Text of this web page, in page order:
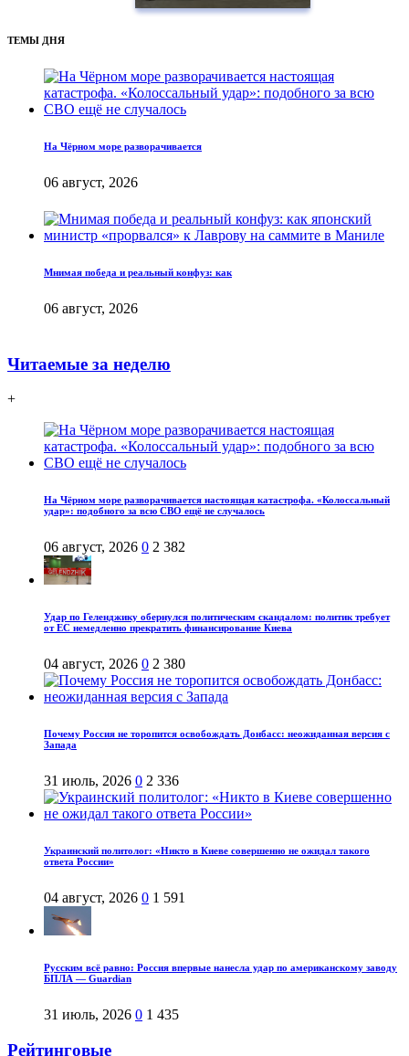
ТЕМЫ ДНЯ
На Чёрном море разворачивается
06 август, 2026
Мнимая победа и реальный конфуз: как
06 август, 2026
Читаемые за неделю
+
На Чёрном море разворачивается настоящая катастрофа. «Колоссальный
удар»: подобного за всю СВО ещё не случалось
06 август, 2026 0 2 382
Удар по Геленджику обернулся политическим скандалом: политик требует
от ЕС немедленно прекратить финансирование Киева
04 август, 2026 0 2 380
Почему Россия не торопится освобождать Донбасс: неожиданная версия с
Запада
31 июль, 2026 0 2 336
Украинский политолог: «Никто в Киеве совершенно не ожидал такого
ответа России»
04 август, 2026 0 1 591
Русским всё равно: Россия впервые нанесла удар по американскому заводу
БПЛА — Guardian
31 июль, 2026 0 1 435
Рейтинговые